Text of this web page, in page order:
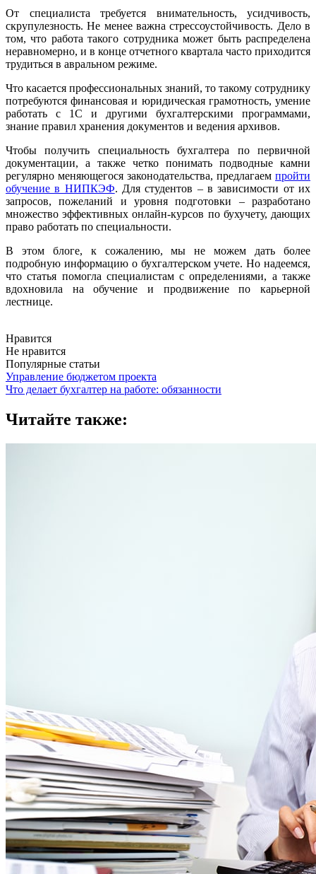
От специалиста требуется внимательность, усидчивость,
скрупулезность. Не менее важна стрессоустойчивость. Дело в
том, что работа такого сотрудника может быть распределена
неравномерно, и в конце отчетного квартала часто приходится
трудиться в авральном режиме.
Что касается профессиональных знаний, то такому сотруднику
потребуются финансовая и юридическая грамотность, умение
работать с 1С и другими бухгалтерскими программами,
знание правил хранения документов и ведения архивов.
Чтобы получить специальность бухгалтера по первичной
документации, а также четко понимать подводные камни
регулярно меняющегося законодательства, предлагаем пройти
обучение в НИПКЭФ. Для студентов – в зависимости от их
запросов, пожеланий и уровня подготовки – разработано
множество эффективных онлайн-курсов по бухучету, дающих
право работать по специальности.
В этом блоге, к сожалению, мы не можем дать более
подробную информацию о бухгалтерском учете. Но надеемся,
что статья помогла специалистам с определениями, а также
вдохновила на обучение и продвижение по карьерной
лестнице.
Нравится
Не нравится
Популярные статьи
Управление бюджетом проекта
Что делает бухгалтер на работе: обязанности
Читайте также: